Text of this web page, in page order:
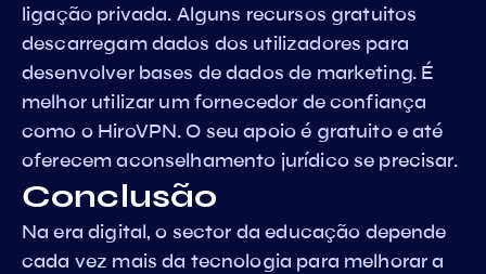
ligação privada. Alguns recursos gratuitos
descarregam dados dos utilizadores para
desenvolver bases de dados de marketing. É
melhor utilizar um fornecedor de confiança
como o HiroVPN. O seu apoio é gratuito e até
oferecem aconselhamento jurídico se precisar.
Conclusão
Na era digital, o sector da educação depende
cada vez mais da tecnologia para melhorar a